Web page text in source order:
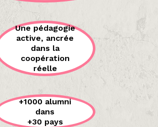
Une pédagogie
active, ancrée
dans la
coopération
réelle
+1000 alumni
dans
+30 pays